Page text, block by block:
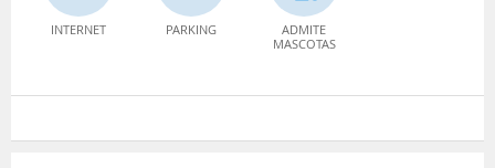
INTERNET PARKING
ADMITE
MASCOTAS